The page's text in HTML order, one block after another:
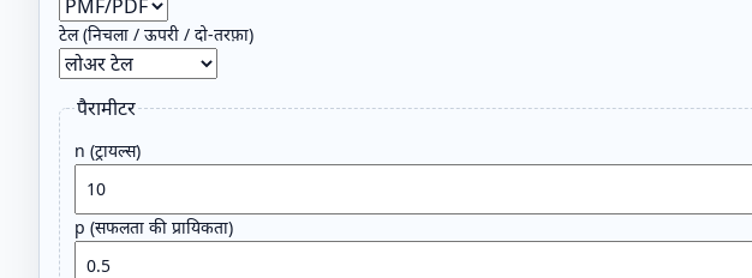
टेल (निचला / ऊपरी / दो‑तरफ़ा)
पैरामीटर
n (ट्रायल्स)
p (सफलता की प्रायिकता)